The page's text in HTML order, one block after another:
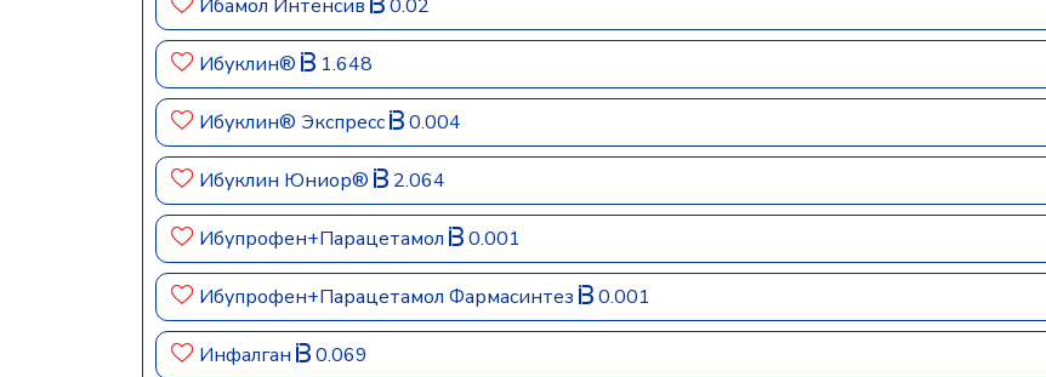
Ибамол Интенсив 0.02
Ибуклин® 1.648
Ибуклин® Экспресс 0.004
Ибуклин Юниор® 2.064
Ибупрофен+Парацетамол 0.001
Ибупрофен+Парацетамол Фармасинтез 0.001
Инфалган 0.069